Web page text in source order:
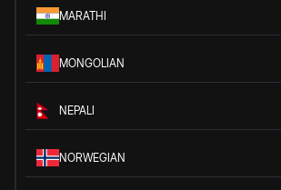
MARATHI
MONGOLIAN
NEPALI
NORWEGIAN